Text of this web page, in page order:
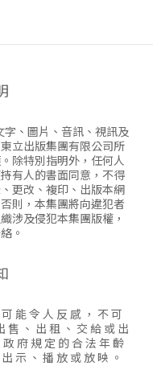
、圖片、音訊、視訊及
立出版集團有限公司所
除特別指明外，任何人
有人的書面同意，不得
更改、複印、出版本網
則，本集團將向違犯者
涉及侵犯本集團版權，
。
能 令 人 反 感 ， 不 可
售 、 出 租 、 交 給 或 出
府 規 定 的 合 法 年 齡
示 、 播 放 或 放 映 。